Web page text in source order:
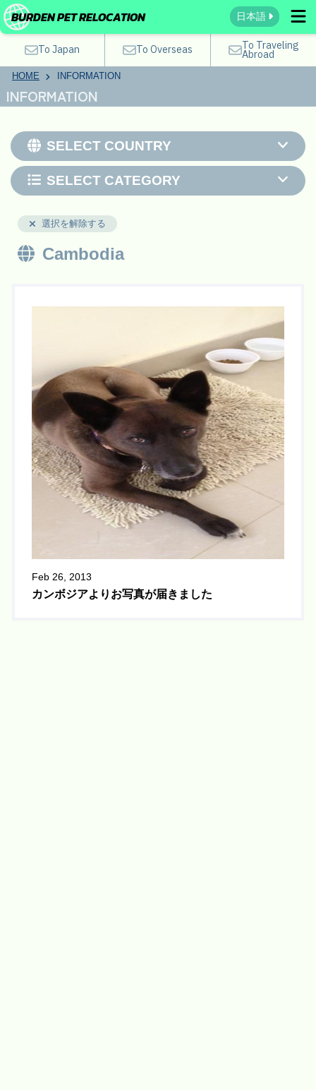
BURDEN PET RELOCATION 日本語
To Japan To Overseas To Traveling
Abroad
HOME INFORMATION
INFORMATION
SELECT COUNTRY
SELECT CATEGORY
選択を解除する
Cambodia
Feb 26, 2013
カンボジアよりお写真が届きました